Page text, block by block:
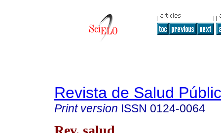
Revista de Salud
Print version ISSN 0124-0064